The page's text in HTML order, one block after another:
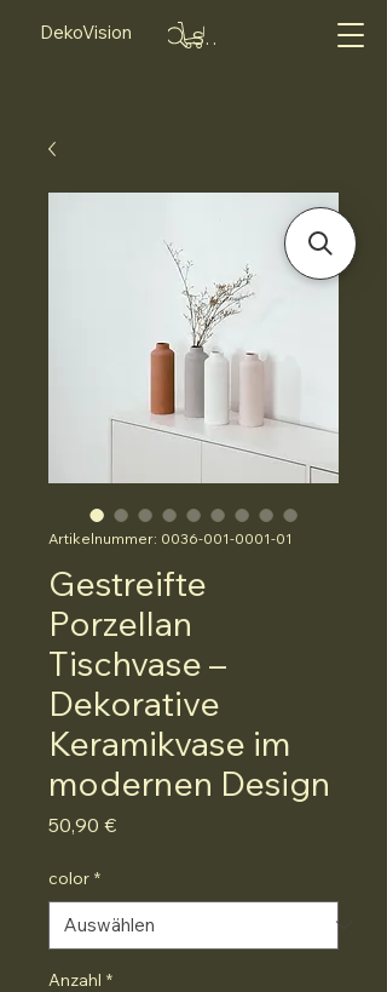
DekoVision Suche...
Artikelnummer: 0036-001-0001-01
Gestreifte
Porzellan
Tischvase –
Dekorative
Keramikvase im
modernen Design
50,90 €Preis
color *
Anzahl *